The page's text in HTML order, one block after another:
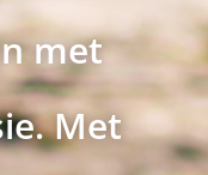
met
Met